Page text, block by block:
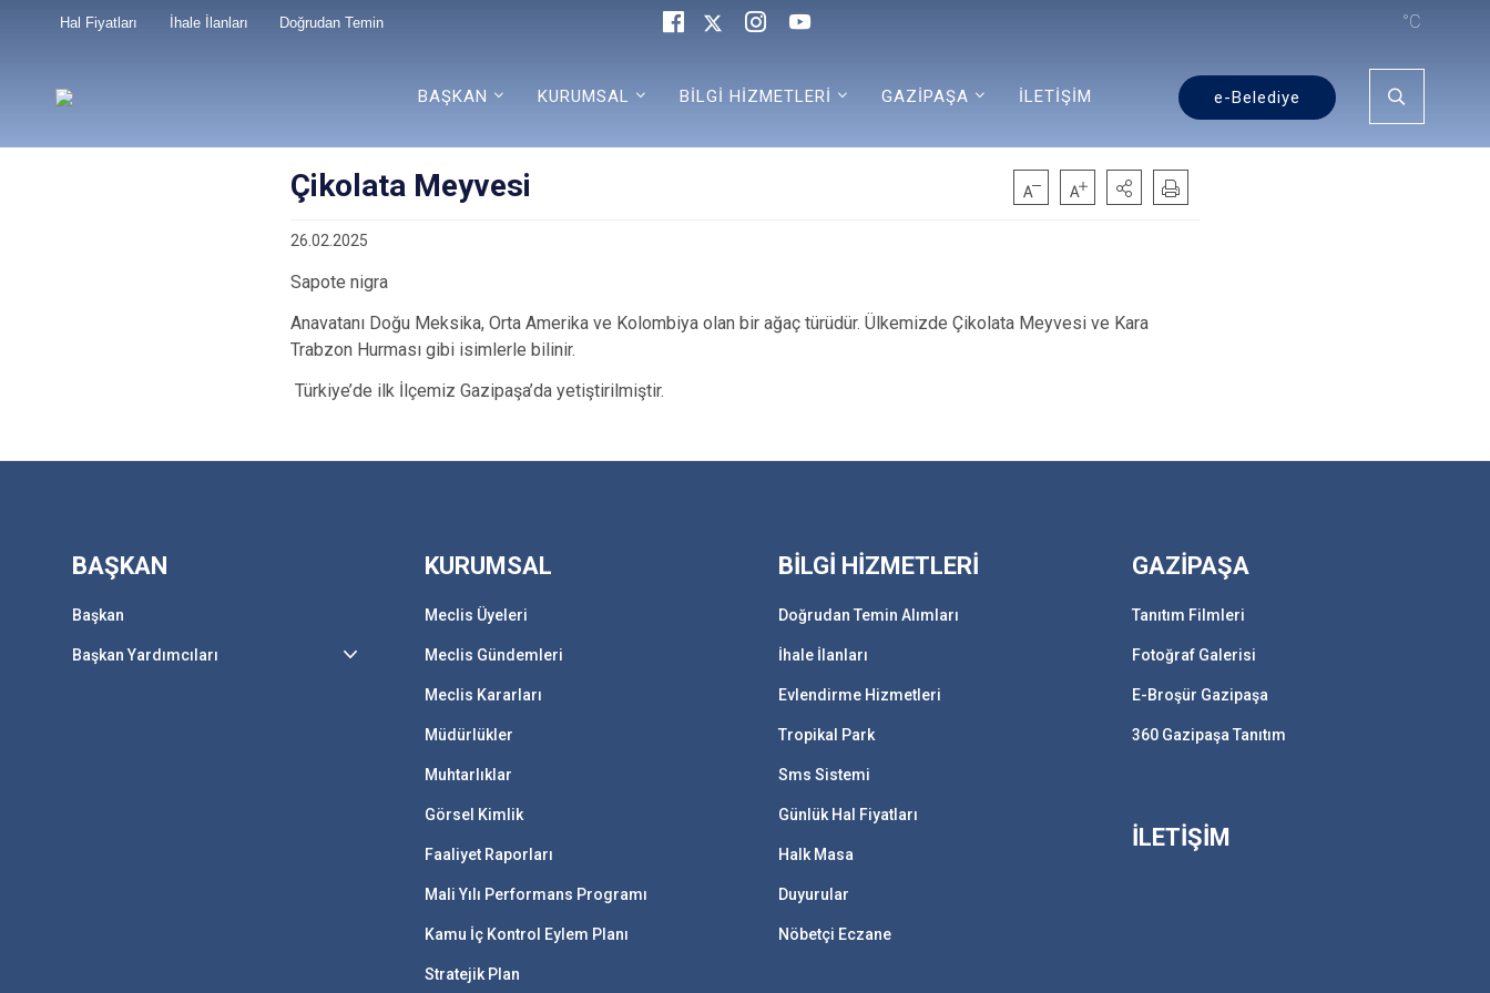
Hal Fiyatları İhale İlanları Doğrudan Temin °C
BAŞKAN KURUMSAL BİLGİ HİZMETLERİ GAZİPAŞA İLETİŞİM e-Belediye
Çikolata Meyvesi
26.02.2025
Sapote nigra
Anavatanı Doğu Meksika, Orta Amerika ve Kolombiya olan bir ağaç türüdür. Ülkemizde Çikolata Meyvesi ve Kara
Trabzon Hurması gibi isimlerle bilinir.
Türkiye’de ilk İlçemiz Gazipaşa’da yetiştirilmiştir.
BAŞKAN
Başkan
Başkan Yardımcıları
KURUMSAL
Meclis Üyeleri
Meclis Gündemleri
Meclis Kararları
Müdürlükler
Muhtarlıklar
Görsel Kimlik
Faaliyet Raporları
Mali Yılı Performans Programı
Kamu İç Kontrol Eylem Planı
Stratejik Plan
BİLGİ HİZMETLERİ
Doğrudan Temin Alımları
İhale İlanları
Evlendirme Hizmetleri
Tropikal Park
Sms Sistemi
Günlük Hal Fiyatları
Halk Masa
Duyurular
Nöbetçi Eczane
GAZİPAŞA
Tanıtım Filmleri
Fotoğraf Galerisi
E-Broşür Gazipaşa
360 Gazipaşa Tanıtım
İLETİŞİM